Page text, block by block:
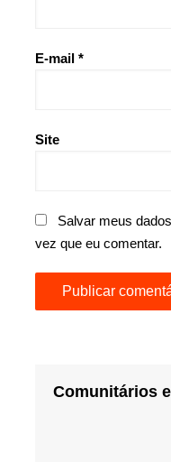
E-mail *
Site
Salvar meus
vez que eu comentar.
Comunitários